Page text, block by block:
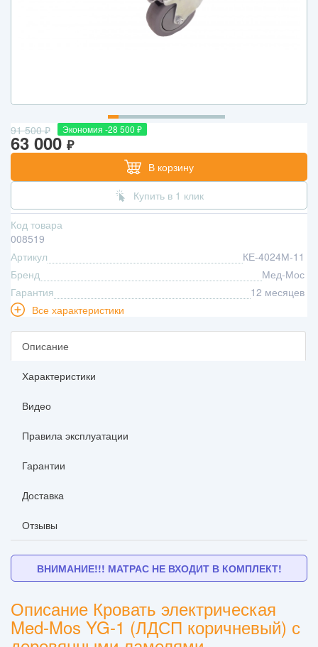
91 500₽ Экономия -28 500 ₽
63 000 ₽
В корзину
Купить в 1 клик
Код товара
008519
Артикул
КЕ-4024М-11
Бренд
Мед-Мос
Гарантия
12 месяцев
Все характеристики
Описание
Характеристики
Видео
Правила эксплуатации
Гарантии
Доставка
Отзывы
ВНИМАНИЕ!!! МАТРАС НЕ ВХОДИТ В КОМПЛЕКТ!
Описание Кровать электрическая
Med-Mos YG-1 (ЛДСП коричневый) с